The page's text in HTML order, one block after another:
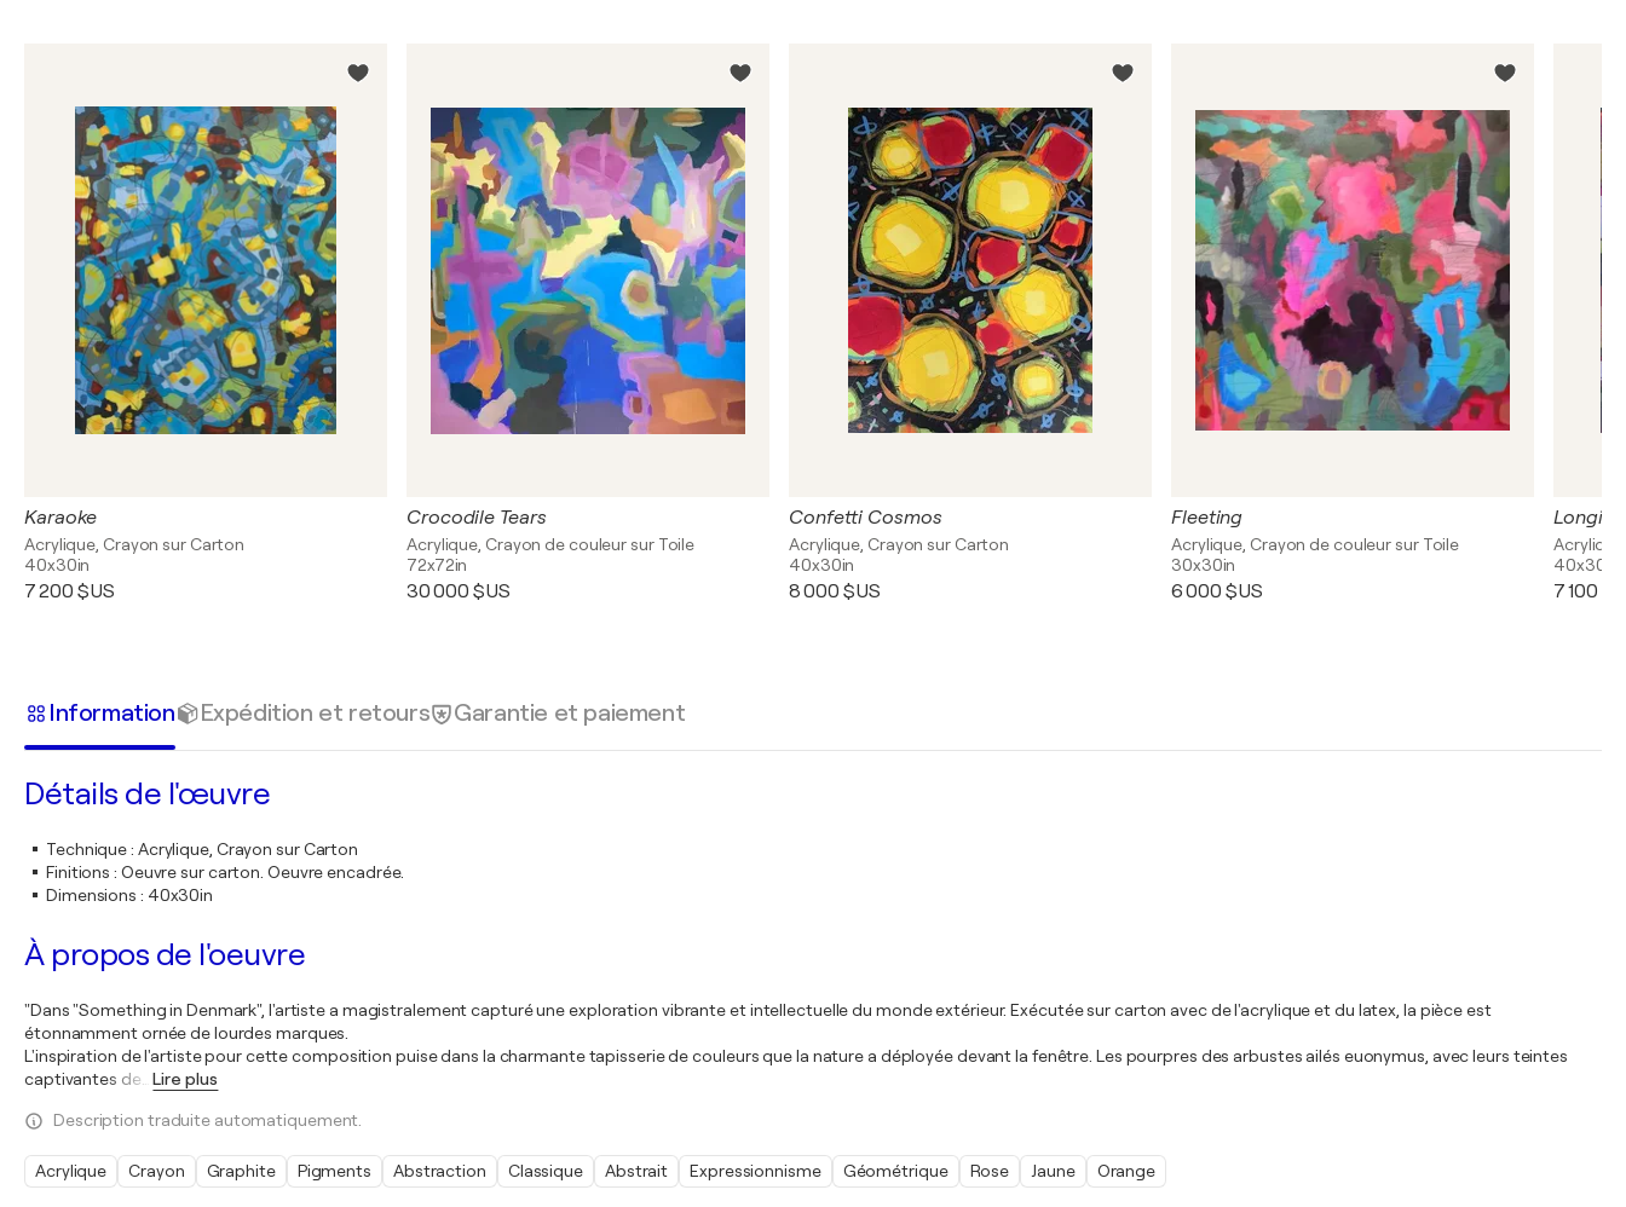
Karaoke
Acrylique, Crayon sur Carton
40x30in
7 200 $US
Crocodile Tears
Acrylique, Crayon de couleur sur Toile
72x72in
30 000 $US
Confetti Cosmos
Acrylique, Crayon sur Carton
40x30in
8 000 $US
Fleeting
Acrylique, Crayon de couleur sur Toile
30x30in
6 000 $US
40x30in
7 100
Information Expédition et retours Garantie et paiement
Détails de l'œuvre
Technique: Acrylique, Crayon sur Carton
Finitions : Oeuvre sur carton. Oeuvre encadrée.
Dimensions : 40x30in
À propos de l'oeuvre
"Dans "Something in Denmark", l'artiste a magistralement capturé une exploration vibrante et intellectuelle du monde extérieur. Exécutée sur carton avec de l'acrylique et du latex, la pièce est
étonnamment ornée de lourdes marques.
L'inspiration de l'artiste pour cette composition puise dans la charmante tapisserie de couleurs que la nature a déployée devant la fenêtre. Les pourpres des arbustes ailés euonymus, avec leurs teintes
captivantes de
Lire plus
Description traduite automatiquement.
Acrylique Crayon Graphite Pigments Abstraction Classique Abstrait Expressionnisme Géométrique Rose Jaune Orange